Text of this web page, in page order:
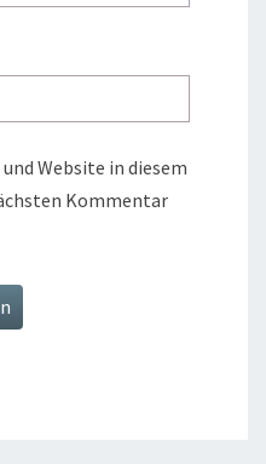
Website in diesem
Kommentar